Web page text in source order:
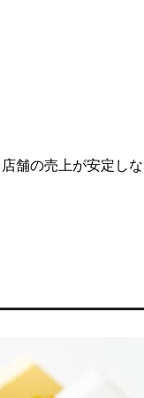
舗の売上が安定しな